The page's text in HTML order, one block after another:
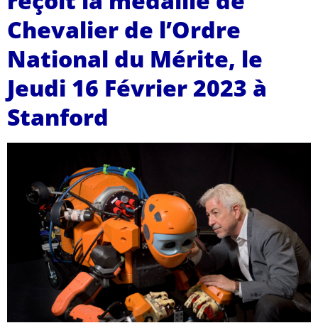
Chevalier de l’Ordre
National du Mérite, le
Jeudi 16 Février 2023 à
Stanford